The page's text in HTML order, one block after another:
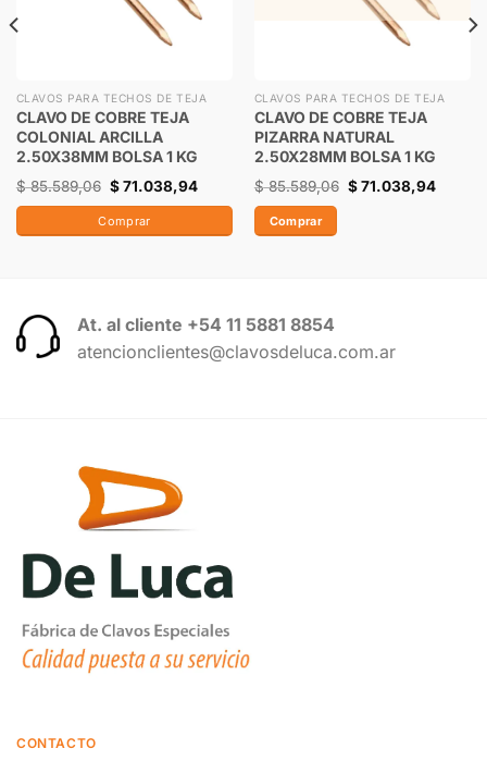
CLAVOS PARA TECHOS DE TEJA
CLAVO DE COBRE TEJA
COLONIAL ARCILLA
2.50X38MM BOLSA 1 KG
$85.589,06 $71.038,94
Comprar
CLAVOS PARA TECHOS DE TEJA
CLAVO DE COBRE TEJA
PIZARRA NATURAL
2.50X28MM BOLSA 1 KG
$85.589,06 $71.038,94
Comprar
At. al cliente +54 11 5881 8854
atencionclientes@clavosdeluca.com.ar
CONTACTO